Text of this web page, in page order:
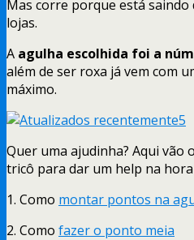
Mas corre porque está saindo
lojas.
A agulha escolhida foi a
além de ser roxa já vem com
máximo.
Quer uma ajudinha? Aqui vão
tricô para dar um help na
1. Como montar pontos na
2. Como fazer o ponto meia